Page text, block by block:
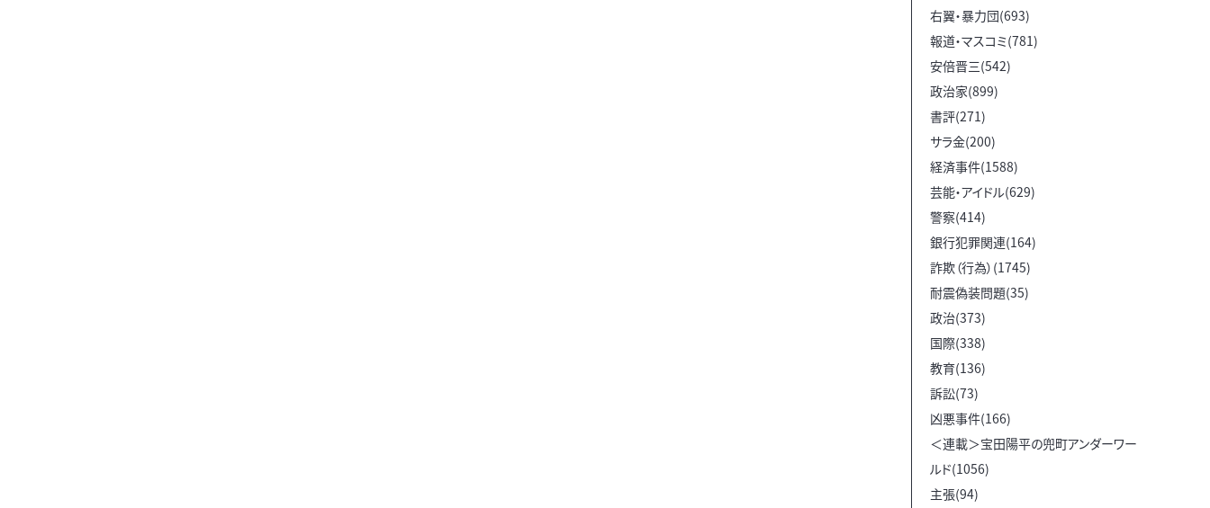
右翼・暴力団(693)
報道・マスコミ(781)
安倍晋三(542)
政治家(899)
書評(271)
サラ金(200)
経済事件(1588)
芸能・アイドル(629)
警察(414)
銀行犯罪関連(164)
詐欺（行為）(1745)
耐震偽装問題(35)
政治(373)
国際(338)
教育(136)
訴訟(73)
凶悪事件(166)
＜連載＞宝田陽平の兜町アンダーワー
ルド(1056)
主張(94)